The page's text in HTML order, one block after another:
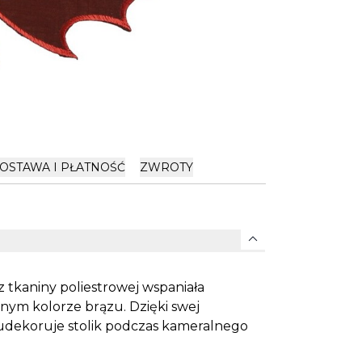
I PŁATNOŚĆ ZWROTY
expand_more
poliestrowej wspaniała
kolorze brązu. Dzięki swej
stolik podczas kameralnego